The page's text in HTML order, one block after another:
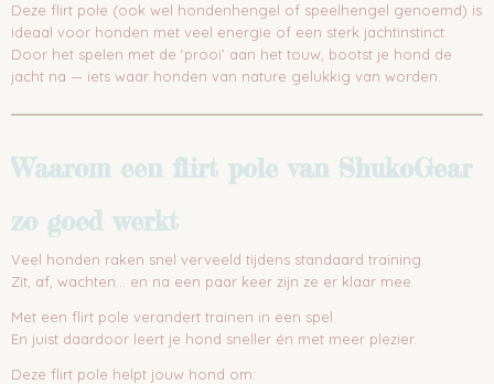
Deze flirt pole (ook wel hondenhengel of speelhengel genoemd) is
ideaal voor honden met veel energie of een sterk jachtinstinct.
Door het spelen met de ‘prooi’ aan het touw, bootst je hond de
jacht na — iets waar honden van nature gelukkig van worden.
Waarom een flirt pole van ShukoGear
zo goed werkt
Veel honden raken snel verveeld tijdens standaard training.
Zit, af, wachten… en na een paar keer zijn ze er klaar mee.
Met een flirt pole verandert trainen in een spel.
En juist daardoor leert je hond sneller én met meer plezier.
Deze flirt pole helpt jouw hond om: